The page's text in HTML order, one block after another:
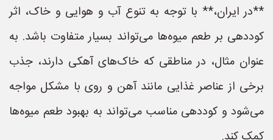
**در ایران،** با توجه به تنوع آب و هوایی و خاک، اثر
کوددهی بر طعم میوه‌ها می‌تواند بسیار متفاوت باشد. به
عنوان مثال، در مناطقی که خاک‌های آهکی دارند، جذب
برخی از عناصر غذایی مانند آهن و روی با مشکل مواجه
می‌شود و کوددهی مناسب می‌تواند به بهبود طعم میوه‌ها